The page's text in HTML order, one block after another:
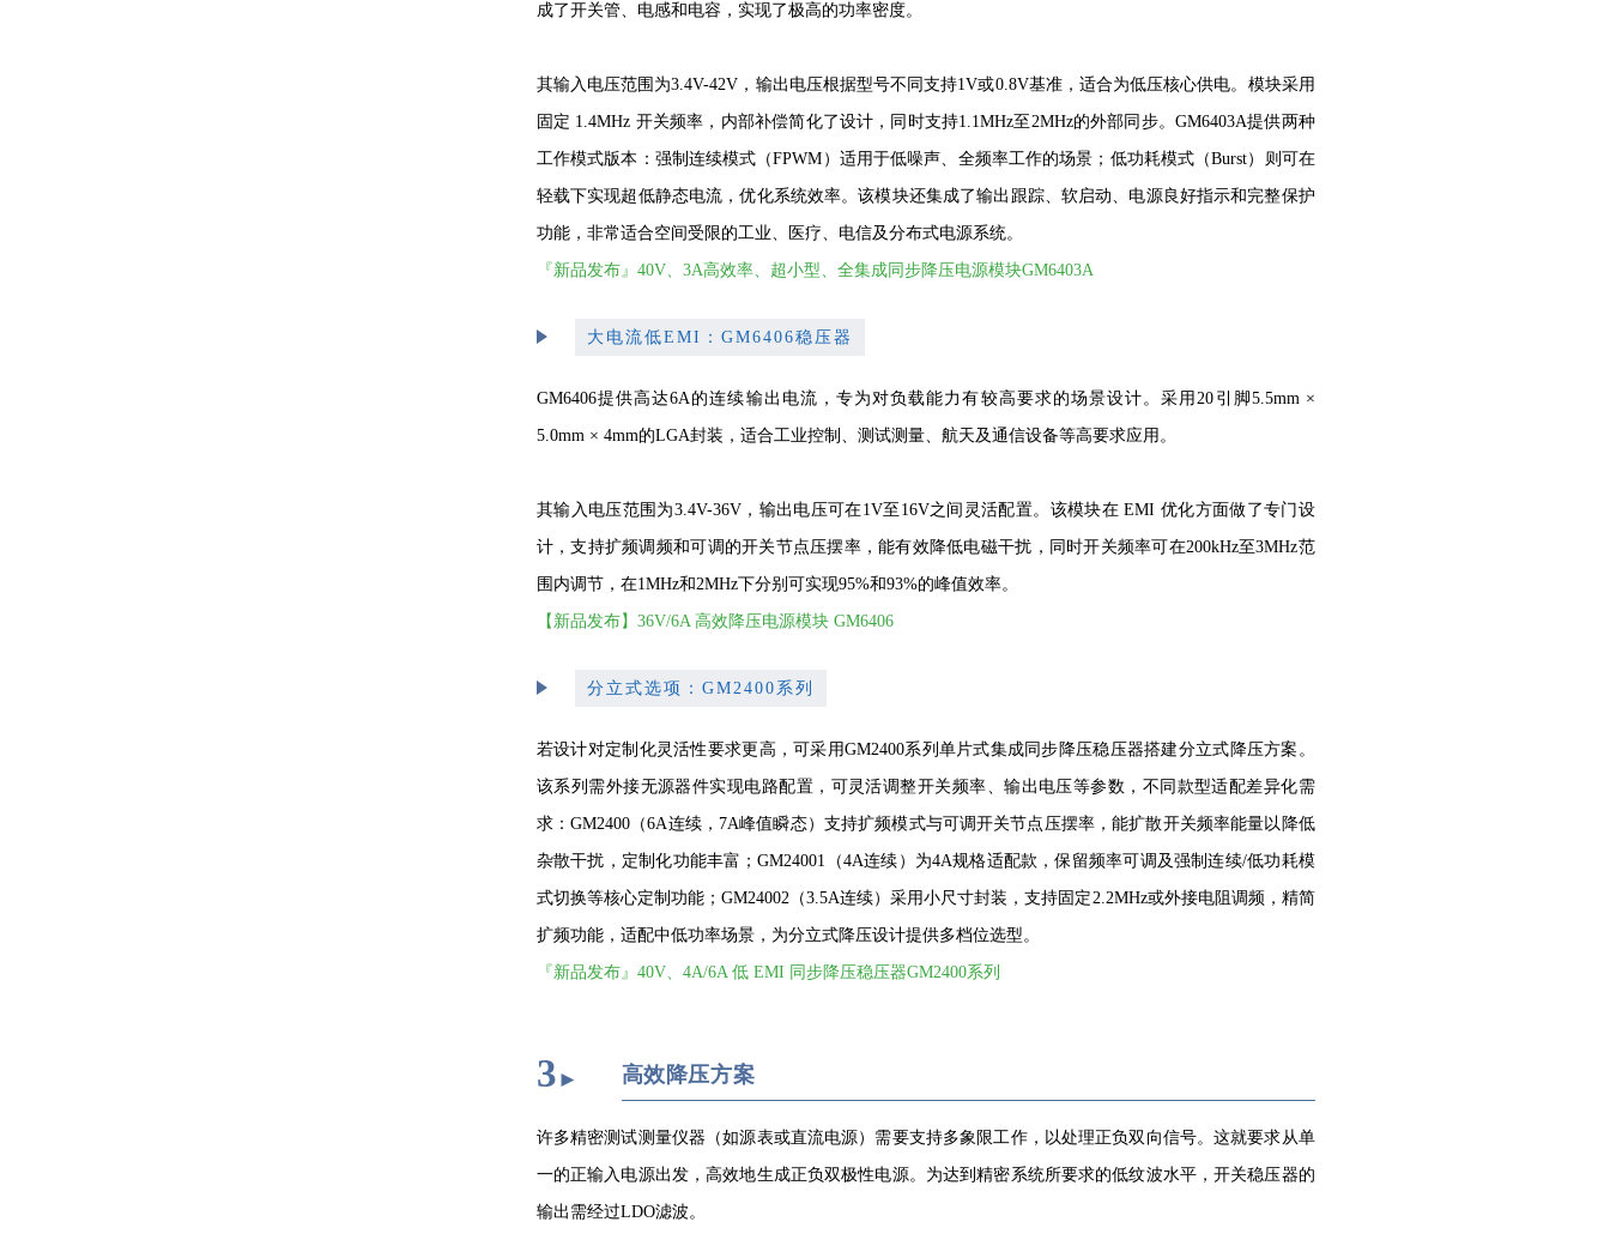
成了开关管、电感和电容，实现了极高的功率密度。
其输入电压范围为3.4V-42V，输出电压根据型号不同支持1V或0.8V基准，适合为低压核心供电。模块采用
固定 1.4MHz 开关频率，内部补偿简化了设计，同时支持1.1MHz至2MHz的外部同步。GM6403A提供两种
工作模式版本：强制连续模式（FPWM）适用于低噪声、全频率工作的场景；低功耗模式（Burst）则可在
轻载下实现超低静态电流，优化系统效率。该模块还集成了输出跟踪、软启动、电源良好指示和完整保护
功能，非常适合空间受限的工业、医疗、电信及分布式电源系统。
『新品发布』40V、3A高效率、超小型、全集成同步降压电源模块GM6403A
大电流低EMI：GM6406稳压器
GM6406提供高达6A的连续输出电流，专为对负载能力有较高要求的场景设计。采用20引脚5.5mm ×
5.0mm × 4mm的LGA封装，适合工业控制、测试测量、航天及通信设备等高要求应用。
其输入电压范围为3.4V-36V，输出电压可在1V至16V之间灵活配置。该模块在 EMI 优化方面做了专门设
计，支持扩频调频和可调的开关节点压摆率，能有效降低电磁干扰，同时开关频率可在200kHz至3MHz范
围内调节，在1MHz和2MHz下分别可实现95%和93%的峰值效率。
【新品发布】36V/6A 高效降压电源模块 GM6406
分立式选项：GM2400系列
若设计对定制化灵活性要求更高，可采用GM2400系列单片式集成同步降压稳压器搭建分立式降压方案。
该系列需外接无源器件实现电路配置，可灵活调整开关频率、输出电压等参数，不同款型适配差异化需
求：GM2400（6A连续，7A峰值瞬态）支持扩频模式与可调开关节点压摆率，能扩散开关频率能量以降低
杂散干扰，定制化功能丰富；GM24001（4A连续）为4A规格适配款，保留频率可调及强制连续/低功耗模
式切换等核心定制功能；GM24002（3.5A连续）采用小尺寸封装，支持固定2.2MHz或外接电阻调频，精简
扩频功能，适配中低功率场景，为分立式降压设计提供多档位选型。
『新品发布』40V、4A/6A 低 EMI 同步降压稳压器GM2400系列
3 ► 高效降压方案
许多精密测试测量仪器（如源表或直流电源）需要支持多象限工作，以处理正负双向信号。这就要求从单
一的正输入电源出发，高效地生成正负双极性电源。为达到精密系统所要求的低纹波水平，开关稳压器的
输出需经过LDO滤波。